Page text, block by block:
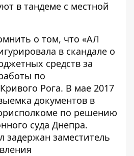
в тандеме с местной
о том, что «АЛ
в скандале о
средств за
по
Рога. В мае 2017
документов в
по решению
суда Днепра.
задержан заместитель